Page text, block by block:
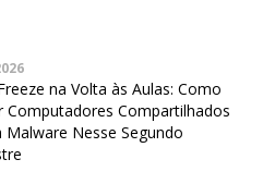
na Volta às Aulas: Como
Computadores Compartilhados
Malware Nesse Segundo